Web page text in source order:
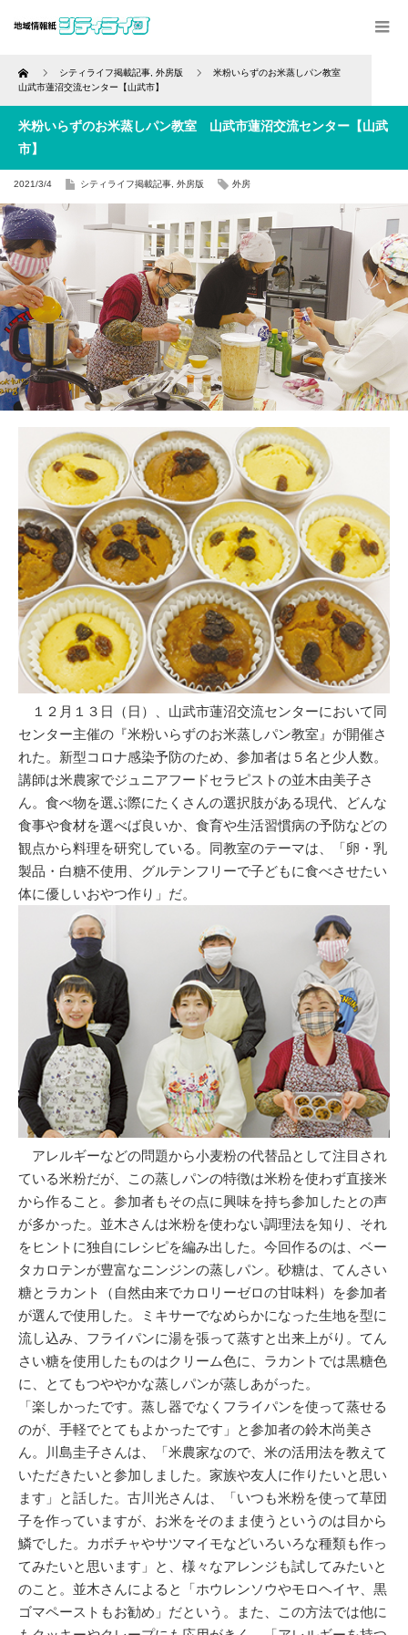
Home シティライフ掲載記事 外房版
米粉いらずのお米蒸しパン教室
山武市蓮沼交流センター【山武市】
米粉いらずのお米蒸しパン教室 山武市蓮沼交流センター【山武
市】
2021/3/4 シティライフ掲載記事 外房版 外房
１２月１３日（日）、山武市蓮沼交流センターにおいて同
センター主催の『米粉いらずのお米蒸しパン教室』が開催さ
れた。新型コロナ感染予防のため、参加者は５名と少人数。
講師は米農家でジュニアフードセラピストの並木由美子さ
ん。食べ物を選ぶ際にたくさんの選択肢がある現代、どんな
食事や食材を選べば良いか、食育や生活習慣病の予防などの
観点から料理を研究している。同教室のテーマは、「卵・乳
製品・白糖不使用、グルテンフリーで子どもに食べさせたい
体に優しいおやつ作り」だ。
アレルギーなどの問題から小麦粉の代替品として注目され
ている米粉だが、この蒸しパンの特徴は米粉を使わず直接米
から作ること。参加者もその点に興味を持ち参加したとの声
が多かった。並木さんは米粉を使わない調理法を知り、それ
をヒントに独自にレシピを編み出した。今回作るのは、ベー
タカロテンが豊富なニンジンの蒸しパン。砂糖は、てんさい
糖とラカント（自然由来でカロリーゼロの甘味料）を参加者
が選んで使用した。ミキサーでなめらかになった生地を型に
流し込み、フライパンに湯を張って蒸すと出来上がり。てん
さい糖を使用したものはクリーム色に、ラカントでは黒糖色
に、とてもつややかな蒸しパンが蒸しあがった。
「楽しかったです。蒸し器でなくフライパンを使って蒸せる
のが、手軽でとてもよかったです」と参加者の鈴木尚美さ
ん。川島圭子さんは、「米農家なので、米の活用法を教えて
いただきたいと参加しました。家族や友人に作りたいと思い
ます」と話した。古川光さんは、「いつも米粉を使って草団
子を作っていますが、お米をそのまま使うというのは目から
鱗でした。カボチャやサツマイモなどいろいろな種類も作っ
てみたいと思います」と、様々なアレンジも試してみたいと
のこと。並木さんによると「ホウレンソウやモロヘイヤ、黒
ゴマペーストもお勧め」だという。また、この方法では他に